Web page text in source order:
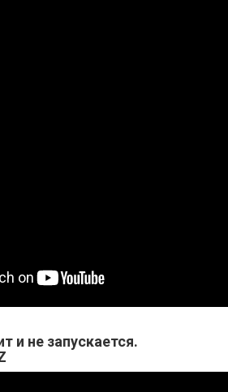
и не запускается.